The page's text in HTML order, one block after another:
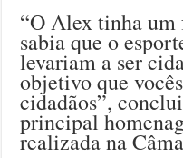
“O Alex tinha
sabia que o
levariam a ser
objetivo que
cidadãos”,
principal
realizada na